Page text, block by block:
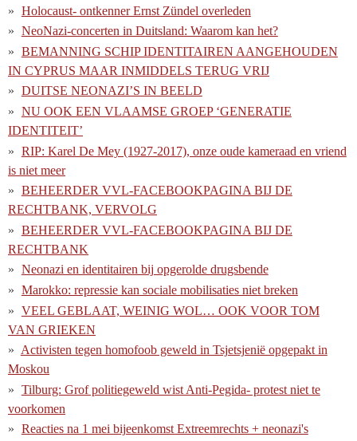
Holocaust- ontkenner Ernst Zündel overleden
NeoNazi-concerten in Duitsland: Waarom kan het?
BEMANNING SCHIP IDENTITAIREN AANGEHOUDEN
IN CYPRUS MAAR INMIDDELS TERUG VRIJ
DUITSE NEONAZI’S IN BEELD
NU OOK EEN VLAAMSE GROEP ‘GENERATIE
IDENTITEIT’
RIP: Karel De Mey (1927-2017), onze oude kameraad en vriend
is niet meer
BEHEERDER VVL-FACEBOOKPAGINA BIJ DE
RECHTBANK, VERVOLG
BEHEERDER VVL-FACEBOOKPAGINA BIJ DE
RECHTBANK
Neonazi en identitairen bij opgerolde drugsbende
Marokko: repressie kan sociale mobilisaties niet breken
VEEL GEBLAAT, WEINIG WOL… OOK VOOR TOM
VAN GRIEKEN
Activisten tegen homofoob geweld in Tsjetsjenië opgepakt in
Moskou
Tilburg: Grof politiegeweld wist Anti-Pegida- protest niet te
voorkomen
Reacties na 1 mei bijeenkomst Extreemrechts + neonazi's